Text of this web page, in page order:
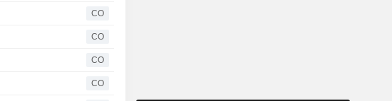
CO
CO
CO
CO